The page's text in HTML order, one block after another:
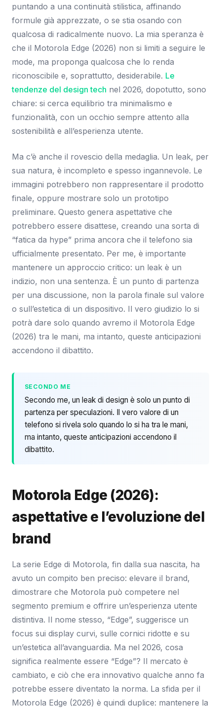
puntando a una continuità stilistica, affinando
formule già apprezzate, o se stia osando con
qualcosa di radicalmente nuovo. La mia speranza è
che il Motorola Edge (2026) non si limiti a seguire le
mode, ma proponga qualcosa che lo renda
riconoscibile e, soprattutto, desiderabile. Le
tendenze del design tech nel 2026, dopotutto, sono
chiare: si cerca equilibrio tra minimalismo e
funzionalità, con un occhio sempre attento alla
sostenibilità e all’esperienza utente.
Ma c’è anche il rovescio della medaglia. Un leak, per
sua natura, è incompleto e spesso ingannevole. Le
immagini potrebbero non rappresentare il prodotto
finale, oppure mostrare solo un prototipo
preliminare. Questo genera aspettative che
potrebbero essere disattese, creando una sorta di
“fatica da hype” prima ancora che il telefono sia
ufficialmente presentato. Per me, è importante
mantenere un approccio critico: un leak è un
indizio, non una sentenza. È un punto di partenza
per una discussione, non la parola finale sul valore
o sull’estetica di un dispositivo. Il vero giudizio lo si
potrà dare solo quando avremo il Motorola Edge
(2026) tra le mani, ma intanto, queste anticipazioni
accendono il dibattito.
SECONDO ME
Secondo me, un leak di design è solo un punto di
partenza per speculazioni. Il vero valore di un
telefono si rivela solo quando lo si ha tra le mani,
ma intanto, queste anticipazioni accendono il
dibattito.
Motorola Edge (2026):
aspettative e l’evoluzione del
brand
La serie Edge di Motorola, fin dalla sua nascita, ha
avuto un compito ben preciso: elevare il brand,
dimostrare che Motorola può competere nel
segmento premium e offrire un’esperienza utente
distintiva. Il nome stesso, “Edge”, suggerisce un
focus sui display curvi, sulle cornici ridotte e su
un’estetica all’avanguardia. Ma nel 2026, cosa
significa realmente essere “Edge”? Il mercato è
cambiato, e ciò che era innovativo qualche anno fa
potrebbe essere diventato la norma. La sfida per il
Motorola Edge (2026) è quindi duplice: mantenere la